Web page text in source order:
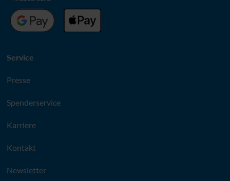
Service
Presse
Spenderservice
Karriere
Kontakt
Newsletter